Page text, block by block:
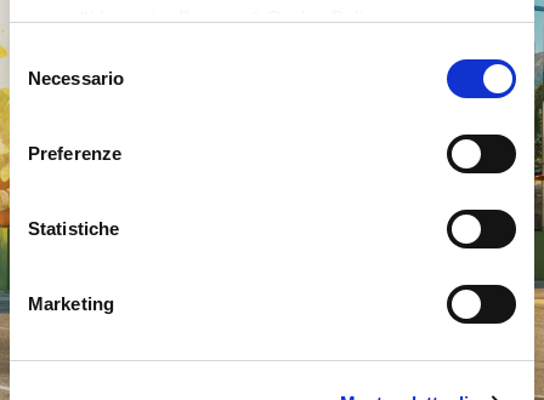
consulti la nostra Privacy & Cookie Policy
delNecessario
Preferenze
Statistiche
Marketing